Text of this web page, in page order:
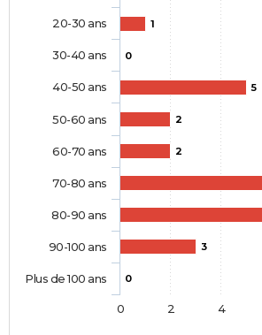
1
0
5
2
2
3
0
20-30 ans
30-40 ans
40-50 ans
50-60 ans
60-70 ans
70-80 ans
80-90 ans
90-100 ans
Plus de 100 ans
0 2 4